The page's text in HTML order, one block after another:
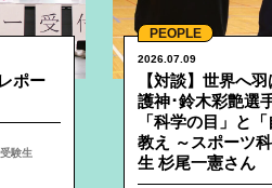
ポー
受験生
PEOPLE
2026.07.09
【対談】世界へ
護神･鈴木彩艶選
「科学の目」と
教え ～スポーツ
生 杉尾一憲さん